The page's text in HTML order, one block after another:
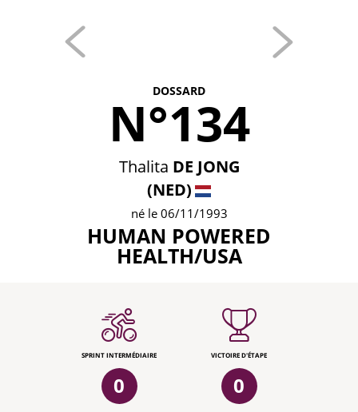
DOSSARD
N°134
Thalita DE JONG
(NED)
né le 06/11/1993
HUMAN POWERED
HEALTH/USA
SPRINT INTERMÉDIAIRE
0
VICTOIRE D'ÉTAPE
0